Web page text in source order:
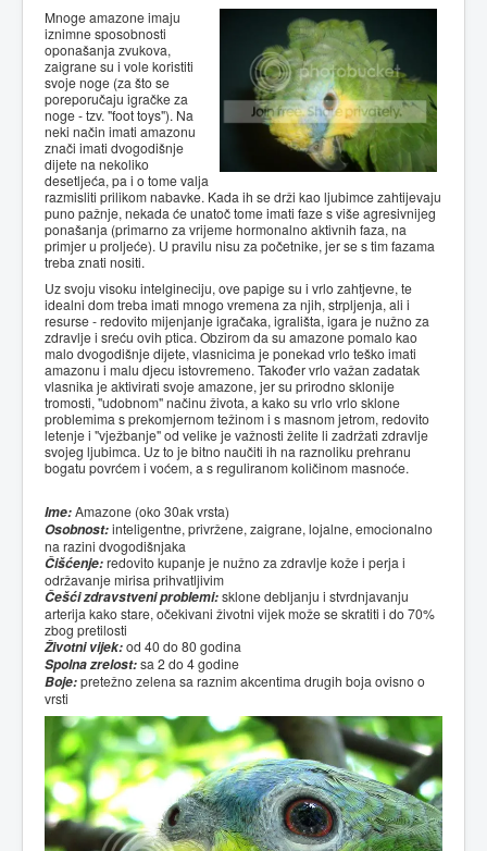
Mnoge amazone imaju
iznimne sposobnosti
oponašanja zvukova,
zaigrane su i vole koristiti
svoje noge (za što se
poreporučaju igračke za
noge - tzv. "foot toys"). Na
neki način imati amazonu
znači imati dvogodišnje
dijete na nekoliko
desetljeća, pa i o tome valja
razmisliti prilikom nabavke. Kada ih se drži kao ljubimce zahtijevaju
puno pažnje, nekada će unatoč tome imati faze s više agresivnijeg
ponašanja (primarno za vrijeme hormonalno aktivnih faza, na
primjer u proljeće). U pravilu nisu za početnike, jer se s tim fazama
treba znati nositi.
Uz svoju visoku intelgineciju, ove papige su i vrlo zahtjevne, te
idealni dom treba imati mnogo vremena za njih, strpljenja, ali i
resurse - redovito mijenjanje igračaka, igrališta, igara je nužno za
zdravlje i sreću ovih ptica. Obzirom da su amazone pomalo kao
malo dvogodišnje dijete, vlasnicima je ponekad vrlo teško imati
amazonu i malu djecu istovremeno. Također vrlo važan zadatak
vlasnika je aktivirati svoje amazone, jer su prirodno sklonije
tromosti, "udobnom" načinu života, a kako su vrlo vrlo sklone
problemima s prekomjernom težinom i s masnom jetrom, redovito
letenje i "vježbanje" od velike je važnosti želite li zadržati zdravlje
svojeg ljubimca. Uz to je bitno naučiti ih na raznoliku prehranu
bogatu povrćem i voćem, a s reguliranom količinom masnoće.
Ime:Amazone (oko 30ak vrsta)
Osobnost:inteligentne, privržene, zaigrane, lojalne, emocionalno
na razini dvogodišnjaka
Čišćenje:redovito kupanje je nužno za zdravlje kože i perja i
održavanje mirisa prihvatljivim
Češći zdravstveni problemi:sklone debljanju i stvrdnjavanju
arterija kako stare, očekivani životni vijek može se skratiti i do 70%
zbog pretilosti
Životni vijek:od 40 do 80 godina
Spolna zrelost:sa 2 do 4 godine
Boje:pretežno zelena sa raznim akcentima drugih boja ovisno o
vrsti